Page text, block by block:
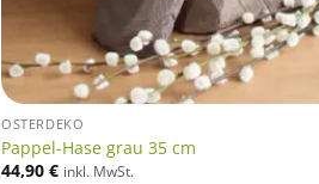
OSTERDEKO
Pappel-Hase grau 35 cm
44,90€ inkl. MwSt.